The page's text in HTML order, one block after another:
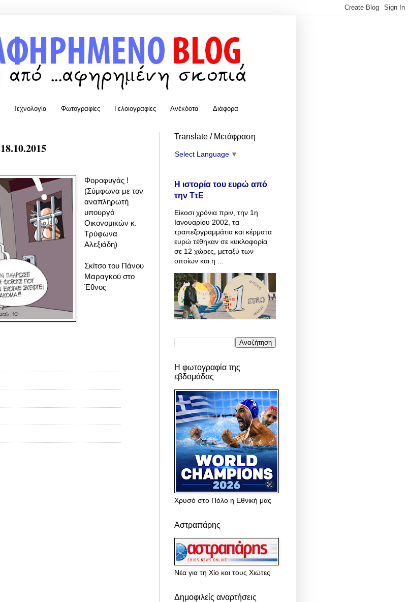
Τεχνολογία Φωτογραφίες Γελοιογραφίες Ανέκδοτα Διάφορα
Φοροφυγάς !
(Σύμφωνα με τον
αναπληρωτή
υπουργό
Οικονομικών κ.
Τρύφωνα
Αλεξιάδη)
Σκίτσο του Πάνου
Μαραγκού στο
Έθνος
Translate / Μετάφραση
Select Language ▼
Η ιστορία του ευρώ από
την ΤτΕ
Είκοσι χρόνια πριν, την 1η
Ιανουαρίου 2002, τα
τραπεζογραμμάτια και κέρματα
ευρώ τέθηκαν σε κυκλοφορία
σε 12 χώρες, μεταξύ των
οποίων και η ...
Η φωτογραφία της
εβδομάδας
Χρυσό στο Πόλο η Εθνική μας
Αστραπάρης
Νέα για τη Χίο και τους Χιώτες
Δημοφιλείς αναρτήσεις